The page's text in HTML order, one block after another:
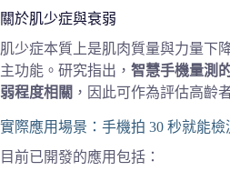
關於肌少症與衰弱
肌少症本質上是肌肉質量與力量下
主功能。研究指出， 智慧手機量測
弱程度相關 ，因此可作為評估高齡
實際應用場景：手機拍 30 秒就能檢
目前已開發的應用包括：